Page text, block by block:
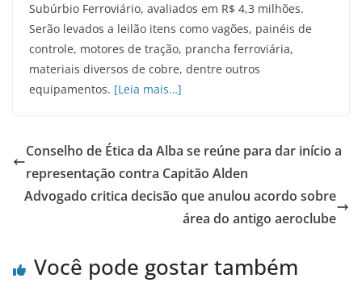
Subúrbio Ferroviário, avaliados em R$ 4,3 milhões.
Serão levados a leilão itens como vagões, painéis de
controle, motores de tração, prancha ferroviária,
materiais diversos de cobre, dentre outros
equipamentos. [Leia mais…]
Conselho de Ética da Alba se reúne para dar início a
representação contra Capitão Alden
Advogado critica decisão que anulou acordo sobre
área do antigo aeroclube
Você pode gostar também